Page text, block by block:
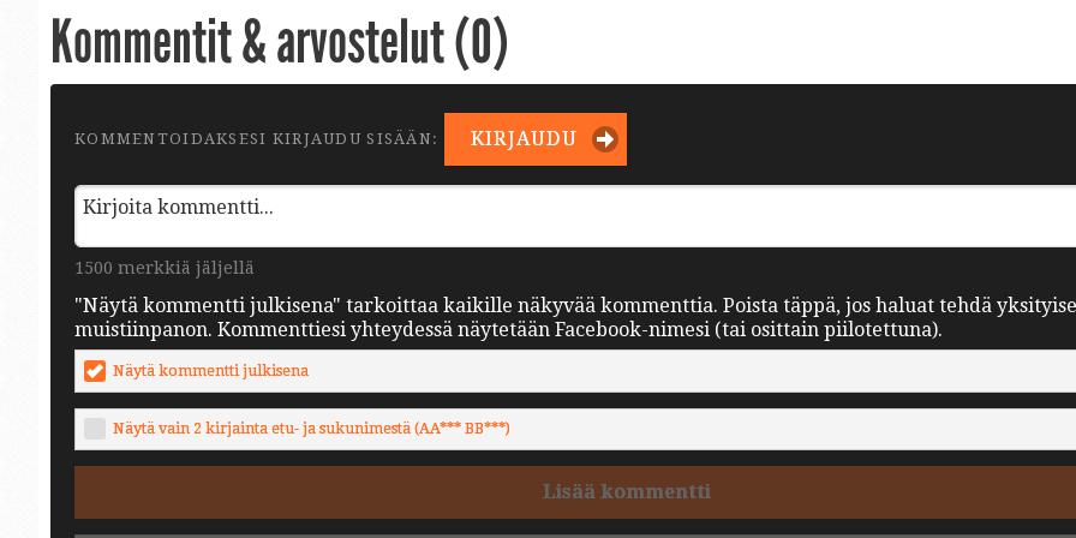
Kommentit & arvostelut (0)
KOMMENTOIDAKSESI KIRJAUDU SISÄÄN: KIRJAUDU
1500 merkkiä jäljellä
"Näytä kommentti julkisena" tarkoittaa kaikille näkyvää kommenttia. Poista täppä, jos haluat tehdä
muistiinpanon. Kommenttiesi yhteydessä näytetään Facebook-nimesi (tai osittain piilotettuna).
Näytä kommentti julkisena
Näytä vain 2 kirjainta etu- ja sukunimestä (AA*** BB***)
Lisää kommentti